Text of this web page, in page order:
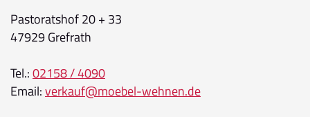
Pastoratshof 20 + 33
47929 Grefrath
Tel.:02158 / 4090
Email:verkauf@moebel-wehnen.de